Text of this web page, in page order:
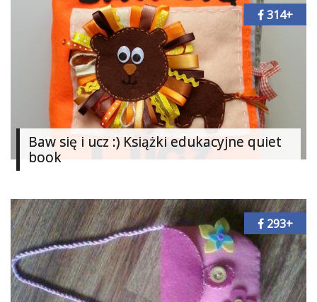
Dziecko
W
15
minut
Filc
Baw się i ucz :) Książki edukacyjne quiet
book
314+
293+